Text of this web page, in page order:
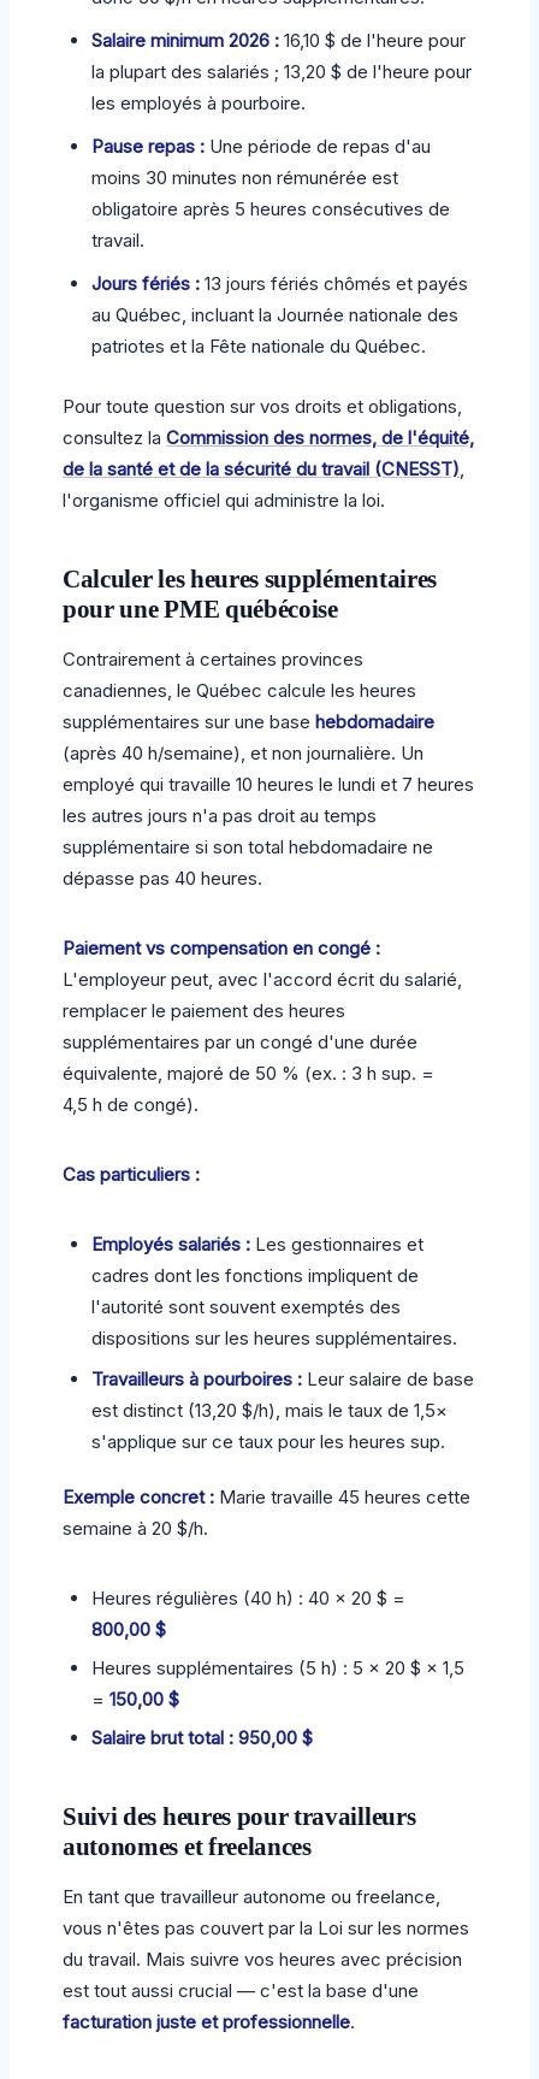
Salaire minimum 2026 : 16,10 $ de l'heure pour
la plupart des salariés ; 13,20 $ de l'heure pour
les employés à pourboire.
Pause repas : Une période de repas d'au
moins 30 minutes non rémunérée est
obligatoire après 5 heures consécutives de
travail.
Jours fériés : 13 jours fériés chômés et payés
au Québec, incluant la Journée nationale des
patriotes et la Fête nationale du Québec.
Pour toute question sur vos droits et obligations,
consultez la Commission des normes, de l'équité,
de la santé et de la sécurité du travail (CNESST),
l'organisme officiel qui administre la loi.
Calculer les heures supplémentaires
pour une PME québécoise
Contrairement à certaines provinces
canadiennes, le Québec calcule les heures
supplémentaires sur une base hebdomadaire
(après 40 h/semaine), et non journalière. Un
employé qui travaille 10 heures le lundi et 7 heures
les autres jours n'a pas droit au temps
supplémentaire si son total hebdomadaire ne
dépasse pas 40 heures.
Paiement vs compensation en congé :
L'employeur peut, avec l'accord écrit du salarié,
remplacer le paiement des heures
supplémentaires par un congé d'une durée
équivalente, majoré de 50 % (ex. : 3 h sup. =
4,5 h de congé).
Cas particuliers :
Employés salariés : Les gestionnaires et
cadres dont les fonctions impliquent de
l'autorité sont souvent exemptés des
dispositions sur les heures supplémentaires.
Travailleurs à pourboires : Leur salaire de base
est distinct (13,20 $/h), mais le taux de 1,5×
s'applique sur ce taux pour les heures sup.
Exemple concret : Marie travaille 45 heures cette
semaine à 20 $/h.
Heures régulières (40 h) : 40 × 20 $ =
800,00 $
Heures supplémentaires (5 h) : 5 × 20 $ × 1,5
= 150,00 $
Salaire brut total : 950,00 $
Suivi des heures pour travailleurs
autonomes et freelances
En tant que travailleur autonome ou freelance,
vous n'êtes pas couvert par la Loi sur les normes
du travail. Mais suivre vos heures avec précision
est tout aussi crucial — c'est la base d'une
facturation juste et professionnelle.